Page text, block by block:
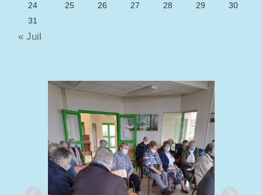
24
25 26 27 28 29
30
31
« Juil